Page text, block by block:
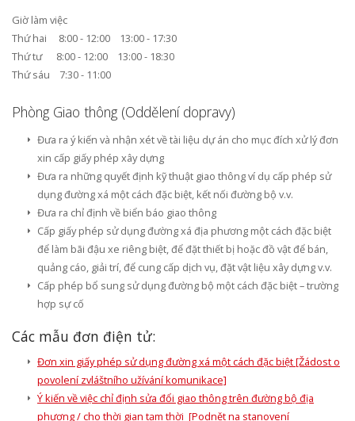
Giờ làm việc
Thứ hai 8:00 - 12:00 13:00 - 17:30
Thứ tư 8:00 - 12:00 13:00 - 18:30
Thứ sáu 7:30 - 11:00
Phòng Giao thông (Oddělení dopravy)
Đưa ra ý kiến và nhận xét về tài liệu dự án cho mục đích xử lý đơn
xin cấp giấy phép xây dựng
Đưa ra những quyết định kỹ thuật giao thông ví dụ cấp phép sử
dụng đường xá một cách đặc biệt, kết nối đường bộ v.v.
Đưa ra chỉ định về biển báo giao thông
Cấp giấy phép sử dụng đường xá địa phương một cách đặc biệt
để làm bãi đậu xe riêng biệt, để đặt thiết bị hoặc đồ vật để bán,
quảng cáo, giải trí, để cung cấp dịch vụ, đặt vật liệu xây dựng v.v.
Cấp phép bổ sung sử dụng đường bộ một cách đặc biệt – trường
hợp sự cố
Các mẫu đơn điện tử:
Đơn xin giấy phép sử dụng đường xá một cách đặc biệt [Žádost o
povolení zvláštního užívání komunikace]
Ý kiến về việc chỉ định sửa đổi giao thông trên đường bộ địa
phương / cho thời gian tạm thời [Podnět na stanovení